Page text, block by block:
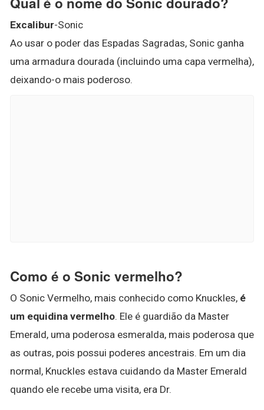
Excalibur-Sonic
Ao usar o poder das Espadas Sagradas, Sonic ganha
uma armadura dourada (incluindo uma capa vermelha),
deixando-o mais poderoso.
Como é o Sonic vermelho?
O Sonic Vermelho, mais conhecido como Knuckles, é
um equidina vermelho. Ele é guardião da Master
Emerald, uma poderosa esmeralda, mais poderosa que
as outras, pois possui poderes ancestrais. Em um dia
normal, Knuckles estava cuidando da Master Emerald
quando ele recebe uma visita, era Dr.